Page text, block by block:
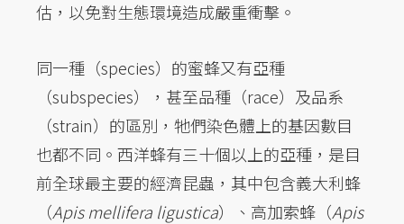
估，以免對生態環境造成嚴重衝擊。
同一種（species）的蜜蜂又有亞種
（subspecies），甚至品種（race）及品系
（strain）的區別，牠們染色體上的基因數目
也都不同。西洋蜂有三十個以上的亞種，是目
前全球最主要的經濟昆蟲，其中包含義大利蜂
（Apis mellifera ligustica）、高加索蜂（Apis